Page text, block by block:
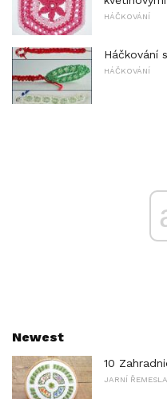
HÁČKOVÁNÍ
Háčkování
HÁČKOVÁNÍ
Newest
10
JARNÍ ŘEMESLA